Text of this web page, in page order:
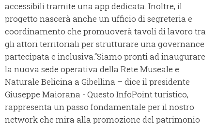
accessibili tramite una app dedicata. Inoltre, il
progetto nascerà anche un ufficio di segreteria e
coordinamento che promuoverà tavoli di lavoro tra
gli attori territoriali per strutturare una governance
partecipata e inclusiva.“Siamo pronti ad inaugurare
la nuova sede operativa della Rete Museale e
Naturale Belicina a Gibellina – dice il presidente
Giuseppe Maiorana - Questo InfoPoint turistico,
rappresenta un passo fondamentale per il nostro
network che mira alla promozione del patrimonio